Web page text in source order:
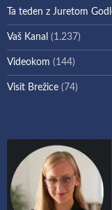
Ta teden z Juretom
Vaš Kanal (1.237)
Videokom (144)
Visit Brežice (74)